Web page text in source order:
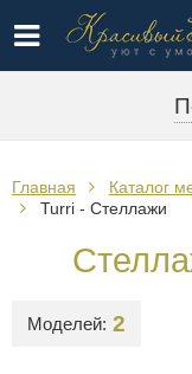
Главная Каталог
Turri - Стеллажи
Моделей: 2